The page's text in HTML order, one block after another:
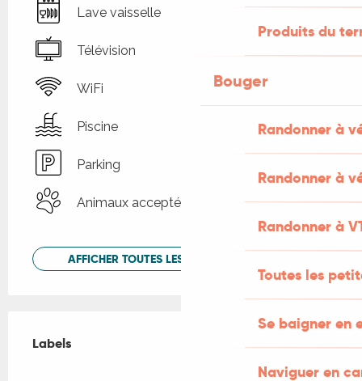
Produits du
Bouger
Randonner à
Randonner à
Randonner à
Toutes les
Se baigner en
Naviguer en
Lave vaisselle
Télévision
WiFi
Piscine
Parking
Animaux acceptés
AFFICHER TOUTES LES PRESTATIONS
Labels
Labels